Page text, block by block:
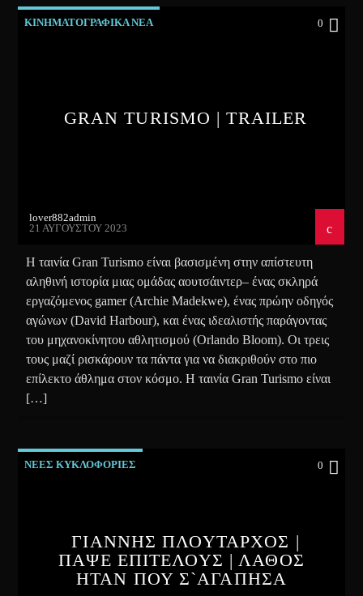
ΚΙΝΗΜΑΤΟΓΡΑΦΙΚΑ ΝΕΑ 0
GRAN TURISMO | TRAILER
lover882admin
21 ΑΥΓΟΎΣΤΟΥ 2023
Η ταινία Gran Turismo είναι βασισμένη στην απίστευτη
αληθινή ιστορία μιας ομάδας αουτσάιντερ– ένας σκληρά
εργαζόμενος gamer (Archie Madekwe), ένας πρώην οδηγός
αγώνων (David Harbour), και ένας ιδεαλιστής παράγοντας
του μηχανοκίνητου αθλητισμού (Orlando Bloom). Οι τρεις
τους μαζί ρισκάρουν τα πάντα για να διακριθούν στο πιο
επίλεκτο άθλημα στον κόσμο. Η ταινία Gran Turismo είναι
[…]
ΝΕΕΣ ΚΥΚΛΟΦΟΡΙΕΣ 0
ΓΙΑΝΝΗΣ ΠΛΟΥΤΑΡΧΟΣ |
ΠΑΨΕ ΕΠΙΤΕΛΟΥΣ | ΛΑΘΟΣ
ΗΤΑΝ ΠΟΥ Σ`ΑΓΑΠΗΣΑ